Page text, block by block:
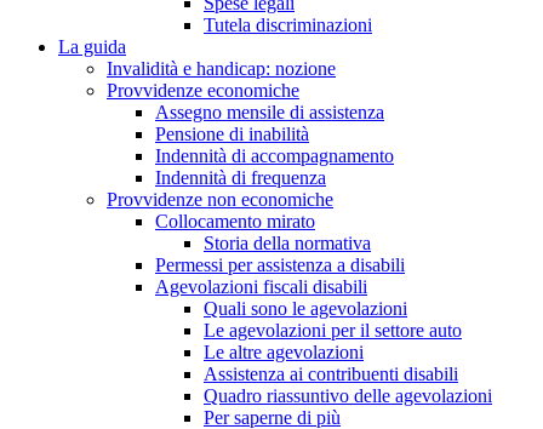
Tutela discriminazioni
La guida
Invalidità e handicap: nozione
Provvidenze economiche
Assegno mensile di assistenza
Pensione di inabilità
Indennità di accompagnamento
Indennità di frequenza
Provvidenze non economiche
Collocamento mirato
Storia della normativa
Permessi per assistenza a disabili
Agevolazioni fiscali disabili
Quali sono le agevolazioni
Le agevolazioni per il settore auto
Le altre agevolazioni
Assistenza ai contribuenti disabili
Quadro riassuntivo delle agevolazioni
Per saperne di più